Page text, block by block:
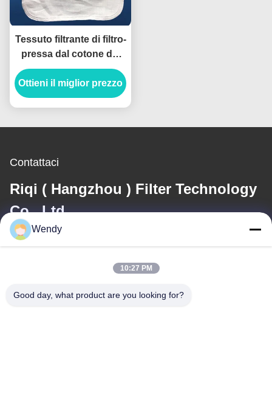
Tessuto filtrante di filtro-
pressa dal cotone del
poliestere, borsa del
latte del dado con il
cordone
Ottieni il miglior prezzo
Contattaci
Riqi ( Hangzhou ) Filter Technology
Co., Ltd.
E-mail
wendy@hzriqi.com
Wendy
10:27 PM
Good day, what product are you looking for?